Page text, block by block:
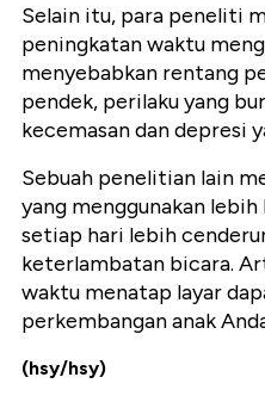
Selain itu, para peneliti
peningkatan waktu
menyebabkan rentang
pendek, perilaku yang
kecemasan dan depresi
Sebuah penelitian lain
yang menggunakan
setiap hari lebih
keterlambatan bicara.
waktu menatap layar
perkembangan anak
(hsy/hsy)